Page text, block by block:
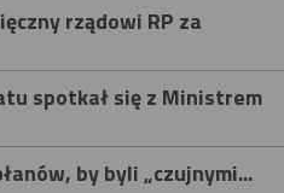
rządowi RP za
spotkał się z Ministrem
by byli „czujnymi...